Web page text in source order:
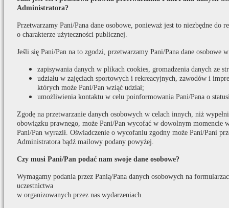
Administratora?
Przetwarzamy Pani/Pana dane osobowe, ponieważ jest to niezbędne do
o charakterze użyteczności publicznej.
Jeśli się Pani/Pan na to zgodzi, przetwarzamy Pani/Pana dane osobowe
zapisywania danych w plikach cookies, gromadzenia danych ze
udziału w zajęciach sportowych i rekreacyjnych, zawodów i
których może Pani/Pan wziąć udział;
umożliwienia kontaktu w celu poinformowania Pani/Pana o
Zgodę na przetwarzanie danych osobowych w celach innych, niż
obowiązku prawnego, może Pani/Pan wycofać w dowolnym momencie
Pani/Pan wyraził. Oświadczenie o wycofaniu zgodny może Pani/Pani
Administratora bądź mailowy podany powyżej.
Czy musi Pani/Pan podać nam swoje dane osobowe?
Wymagamy podania przez Panią/Pana danych osobowych na
uczestnictwa
w organizowanych przez nas wydarzeniach.